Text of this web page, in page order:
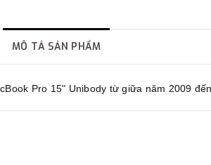
MÔ TẢ SẢN PHẨM
Pro 15" Unibody từ giữa năm 2009